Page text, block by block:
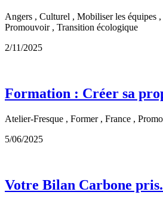
Angers , Culturel , Mobiliser les équipes
Promouvoir , Transition écologique
2/11/2025
Formation : Créer sa
Atelier-Fresque , Former , France ,
5/06/2025
Votre Bilan Carbone